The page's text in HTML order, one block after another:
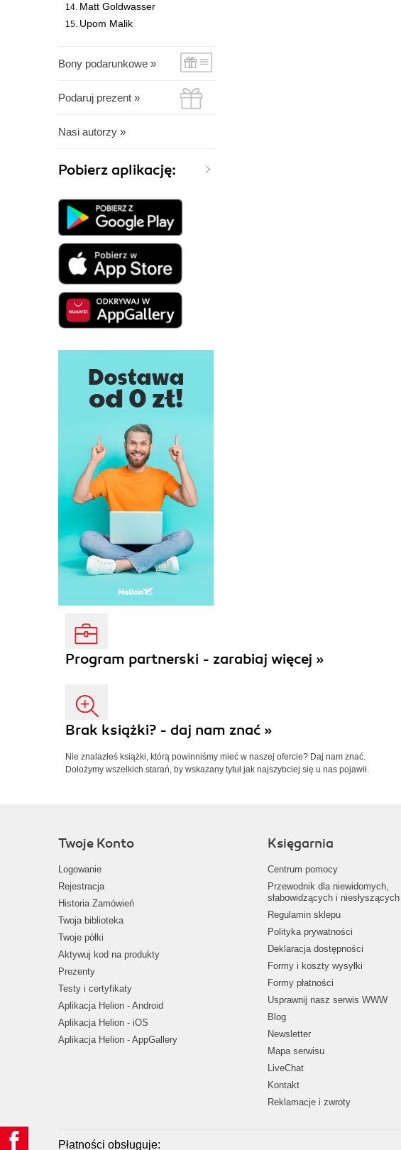
Matt Goldwasser
Upom Malik
Bony podarunkowe »
Podaruj prezent »
Nasi autorzy »
Pobierz aplikację:
Program partnerski - zarabiaj więcej »
Brak książki? - daj nam znać »
Nie znalazłeś książki, którą powinniśmy mieć w naszej ofercie? Daj nam znać.
Dołożymy wszelkich starań, by wskazany tytuł jak najszybciej się u nas pojawił.
Twoje Konto
Logowanie
Rejestracja
Historia Zamówień
Twoja biblioteka
Twoje półki
Aktywuj kod na produkty
Prezenty
Testy i certyfikaty
Aplikacja Helion - Android
Aplikacja Helion - iOS
Aplikacja Helion - AppGallery
Księgarnia
Centrum pomocy
Przewodnik dla niewidomych,
słabowidzących i niesłyszących
Regulamin sklepu
Polityka prywatności
Deklaracja dostępności
Formy i koszty wysyłki
Formy płatności
Usprawnij nasz serwis WWW
Blog
Newsletter
Mapa serwisu
LiveChat
Kontakt
Reklamacje i zwroty
Płatności obsługuje: